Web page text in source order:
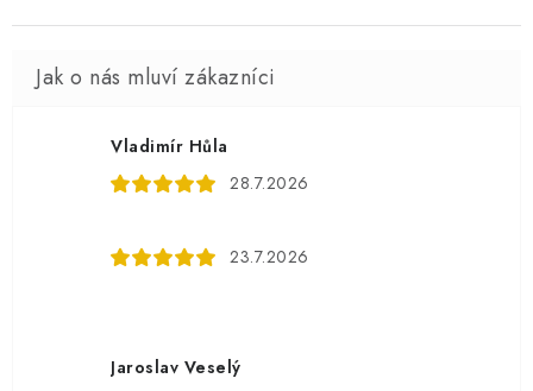
Vladimír Hůla
28.7.2026
23.7.2026
Jaroslav Veselý